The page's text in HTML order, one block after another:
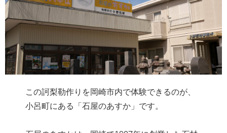
この訶梨勒作りを岡崎市内で体験できるのが、
小呂町にある「石屋のあすか」です。